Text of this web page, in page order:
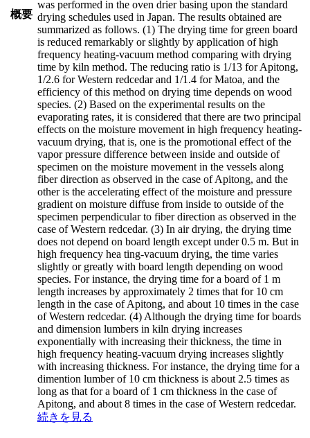
概要
was performed in the oven drier basing upon the standard
drying schedules used in Japan. The results obtained are
summarized as follows. (1) The drying time for green board
is reduced remarkably or slightly by application of high
frequency heating-vacuum method comparing with drying
time by kiln method. The reducing ratio is 1/13 for Apitong,
1/2.6 for Western redcedar and 1/1.4 for Matoa, and the
efficiency of this method on drying time depends on wood
species. (2) Based on the experimental results on the
evaporating rates, it is considered that there are two principal
effects on the moisture movement in high frequency heating-
vacuum drying, that is, one is the promotional effect of the
vapor pressure difference between inside and outside of
specimen on the moisture movement in the vessels along
fiber direction as observed in the case of Apitong, and the
other is the accelerating effect of the moisture and pressure
gradient on moisture diffuse from inside to outside of the
specimen perpendicular to fiber direction as observed in the
case of Western redcedar. (3) In air drying, the drying time
does not depend on board length except under 0.5 m. But in
high frequency hea ting-vacuum drying, the time varies
slightly or greatly with board length depending on wood
species. For instance, the drying time for a board of 1 m
length increases by approximately 2 times that for 10 cm
length in the case of Apitong, and about 10 times in the case
of Western redcedar. (4) Although the drying time for boards
and dimension lumbers in kiln drying increases
exponentially with increasing their thickness, the time in
high frequency heating-vacuum drying increases slightly
with increasing thickness. For instance, the drying time for a
dimention lumber of 10 cm thickness is about 2.5 times as
long as that for a board of 1 cm thickness in the case of
Apitong, and about 8 times in the case of Western redcedar.
続きを見る